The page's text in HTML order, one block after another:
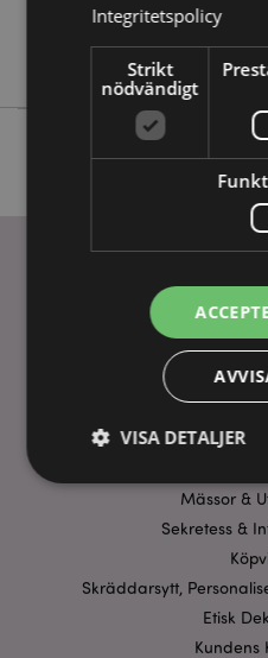
Nej
Dinosauria
Frakt &
Homexpo
Mässor &
Sekretess &
Skräddarsytt,
Etisk
Kundens
Integritetspolicy
Strikt
nödvändigt
VISA DETALJER
Strikt nödvändigt
Strikt nödvändiga cookies
webbplatsfunktionalitet
och kontohantering.